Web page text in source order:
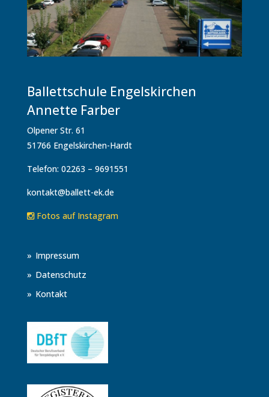
Ballettschule Engelskirchen
Annette Farber
Olpener Str. 61
51766 Engelskirchen-Hardt
Telefon: 02263 – 9691551
kontakt@ballett-ek.de
Fotos auf Instagram
Impressum
Datenschutz
Kontakt